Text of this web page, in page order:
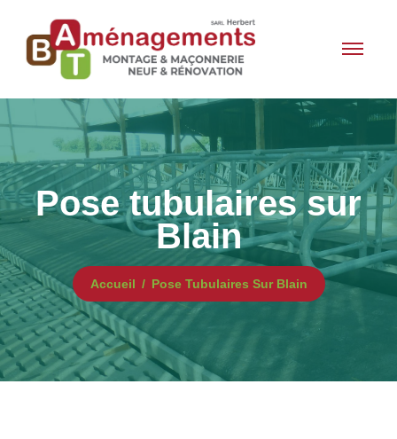
Pose tubulaires sur
Blain
Accueil Pose Tubulaires Sur Blain